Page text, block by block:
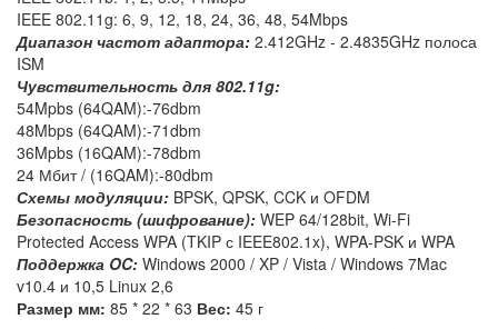
IEEE 802.11g: 6, 9, 12, 18, 24, 36, 48, 54Mbps
Диапазон частот адаптора: 2.412GHz - 2.4835GHz полоса
ISM
Чувствительность для 802.11g:
54Mpbs (64QAM):-76dbm
48Mbps (64QAM):-71dbm
36Mpbs (16QAM):-78dbm
24 Мбит / (16QAM):-80dbm
Схемы модуляции: BPSK, QPSK, CCK и OFDM
Безопасность (шифрование): WEP 64/128bit, Wi-Fi
Protected Access WPA (TKIP с IEEE802.1x), WPA-PSK и WPA
Поддержка OC: Windows 2000 / XP / Vista / Windows 7Mac
v10.4 и 10,5 Linux 2,6
Размер мм: 85 * 22 * 63 Вес: 45 г